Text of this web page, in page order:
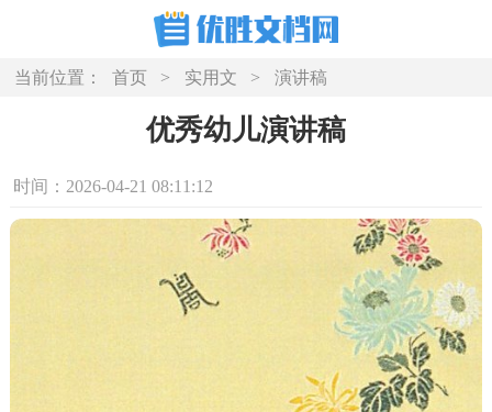
当前位置： 首页 > 实用文 > 演讲稿
优秀幼儿演讲稿
时间：2026-04-21 08:11:12